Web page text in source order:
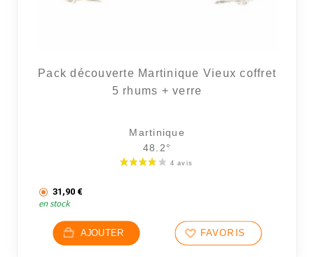
Pack découverte Martinique Vieux coffret
5 rhums + verre
Martinique
48.2°
31,90 €
en stock
AJOUTER FAVORIS